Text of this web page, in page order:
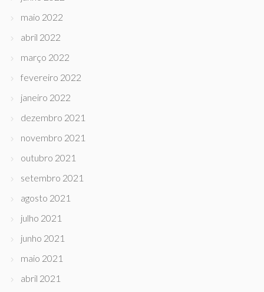
maio 2022
abril 2022
março 2022
fevereiro 2022
janeiro 2022
dezembro 2021
novembro 2021
outubro 2021
setembro 2021
agosto 2021
julho 2021
junho 2021
maio 2021
abril 2021